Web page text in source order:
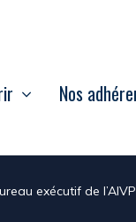
Nos
exécutif de